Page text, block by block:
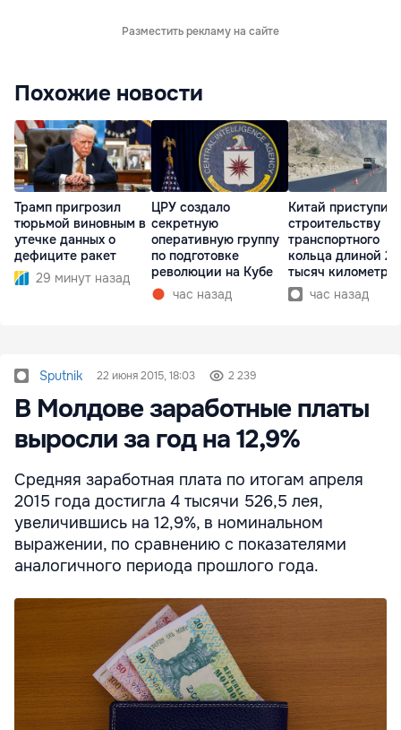
Разместить рекламу на сайте
Похожие новости
Трамп пригрозил
тюрьмой виновным в
утечке данных о
дефиците ракет
29 минут назад
ЦРУ создало
секретную
оперативную группу
по подготовке
революции на Кубе
час назад
Китай приступил
строительству
транспортного
кольца длиной 27
тысяч
час назад
Sputnik 22 июня 2015, 18:03 2 239
В Молдове заработные платы
выросли за год на 12,9%
Средняя заработная плата по итогам апреля
2015 года достигла 4 тысячи 526,5 лея,
увеличившись на 12,9%, в номинальном
выражении, по сравнению с показателями
аналогичного периода прошлого года.